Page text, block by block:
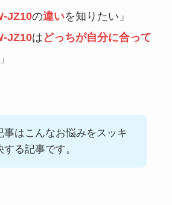
JZ10の違いを知りたい」
JZ10は どっちが自分に合って
事はこんなお悩みをスッキ
する記事です。